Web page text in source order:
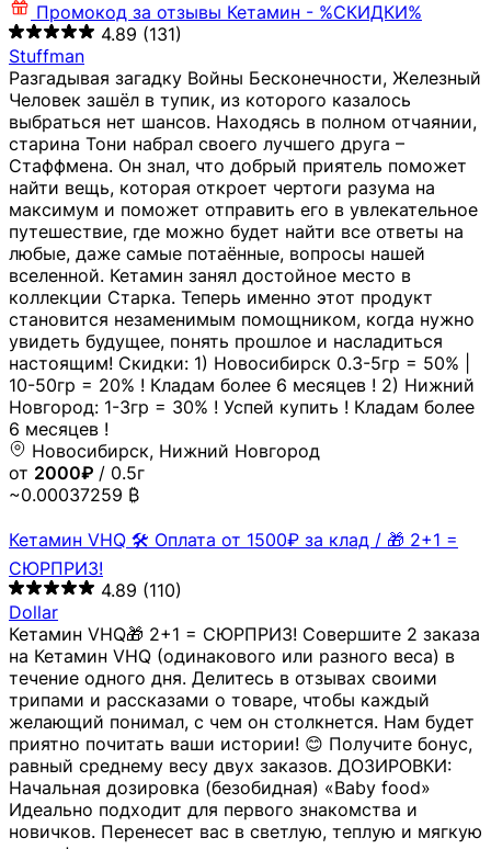
Промокод за отзывы Кетамин - %СКИДКИ%
4.89 (131)
Stuffman
Разгадывая загадку Войны Бесконечности, Железный
Человек зашёл в тупик, из которого казалось
выбраться нет шансов. Находясь в полном отчаянии,
старина Тони набрал своего лучшего друга –
Стаффмена. Он знал, что добрый приятель поможет
найти вещь, которая откроет чертоги разума на
максимум и поможет отправить его в увлекательное
путешествие, где можно будет найти все ответы на
любые, даже самые потаённые, вопросы нашей
вселенной. Кетамин занял достойное место в
коллекции Старка. Теперь именно этот продукт
становится незаменимым помощником, когда нужно
увидеть будущее, понять прошлое и насладиться
настоящим! Скидки: 1) Новосибирск 0.3-5гр = 50% |
10-50гр = 20% ! Кладам более 6 месяцев ! 2) Нижний
Новгород: 1-3гр = 30% ! Успей купить ! Кладам более
6 месяцев !
Новосибирск, Нижний Новгород
от 2000₽ / 0.5г
~0.00037259 ₿
Кетамин VHQ 🛠 Оплата от 1500₽ за клад / 🎁 2+1 =
СЮРПРИЗ!
4.89 (110)
Dollar
Кетамин VHQ🎁 2+1 = СЮРПРИЗ! Совершите 2 заказа
на Кетамин VHQ (одинакового или разного веса) в
течение одного дня. Делитесь в отзывах своими
трипами и рассказами о товаре, чтобы каждый
желающий понимал, с чем он столкнется. Нам будет
приятно почитать ваши истории! 😊 Получите бонус,
равный среднему весу двух заказов. ДОЗИРОВКИ:
Начальная дозировка (безобидная) «Baby food»
Идеально подходит для первого знакомства и
новичков. Перенесет вас в светлую, теплую и мягкую